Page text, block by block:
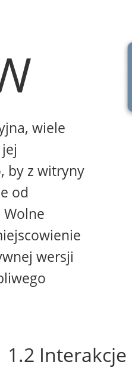
wiele
by z witryny
od
wersji
1.2 Interakcje